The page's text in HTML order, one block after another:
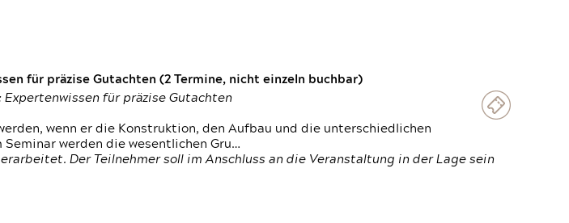
für präzise Gutachten (2 Termine, nicht einzeln buchbar)
Expertenwissen für präzise Gutachten
wenn er die Konstruktion, den Aufbau und die unterschiedlichen
werden die wesentlichen Gru…
Der Teilnehmer soll im Anschluss an die Veranstaltung in der Lage sein